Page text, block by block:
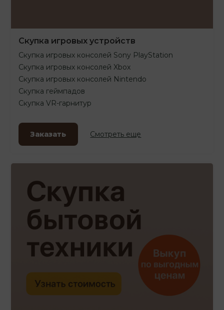
Скупка игровых устройств
Скупка игровых консолей Sony PlayStation
Скупка игровых консолей Xbox
Скупка игровых консолей Nintendo
Скупка геймпадов
Скупка VR-гарнитур
Заказать Смотреть еще